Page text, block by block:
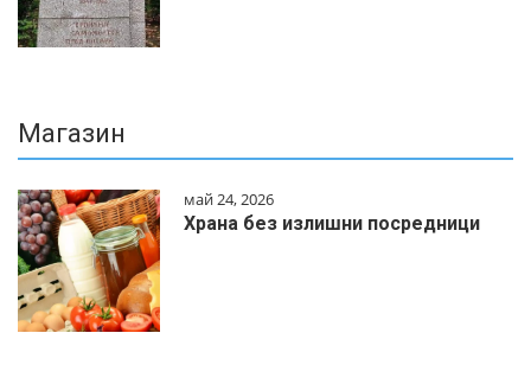
Магазин
май 24, 2026
Храна без излишни посредници